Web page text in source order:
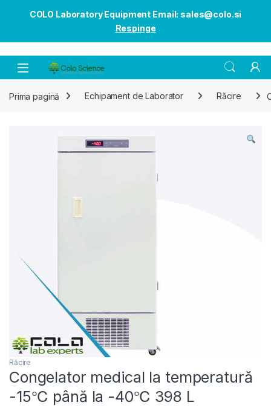
COLO Laboratory Equipment Email: sales@colo.si
Respinge
Open
Prima pagină Echipament de Laborator Răcire
Răcire
Congelator medical la temperatură
-15℃ până la -40℃ 398 L